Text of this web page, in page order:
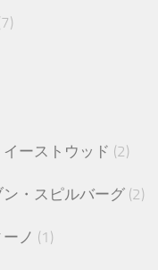
ーストウッド (2)
・スピルバーグ (2)
ノ (1)